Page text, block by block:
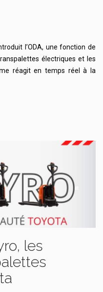
l’ODA, une fonction de
électriques et les
réagit en temps réel à la
les